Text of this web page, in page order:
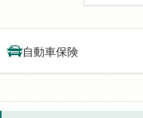
自動車保険